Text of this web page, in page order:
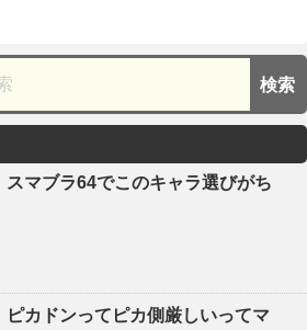
スマブラ64でこのキャラ選びがち
ピカドンってピカ側厳しいってマ